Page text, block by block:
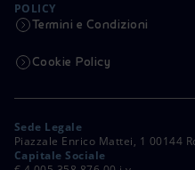
POLICY
Termini e Condizioni
Cookie Policy
Sede Legale
Piazzale Enrico Mattei, 1 00144
Capitale Sociale